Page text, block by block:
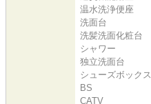
温水洗浄便座
洗面台
洗髪洗面化粧台
シャワー
独立洗面台
シューズボックス
BS
CATV